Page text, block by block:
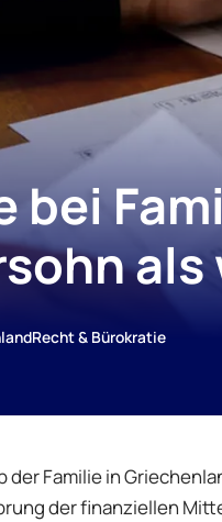
bei
Recht & Bürokratie
der Familie in
der finanziellen